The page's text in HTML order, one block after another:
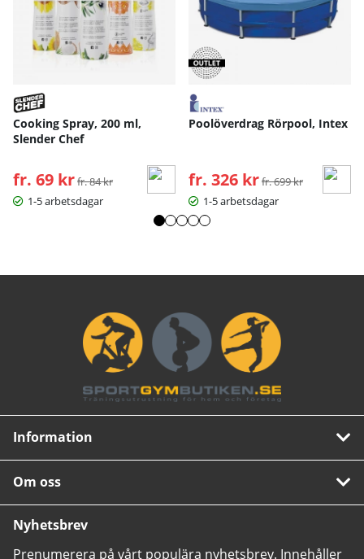
Cooking Spray, 200 ml,
Slender Chef
fr. 69 kr Ordinarie pris:
fr. 84 kr
1-5 arbetsdagar
Poolöverdrag Rörpool, Intex
fr. 326 kr Ordinarie pris:
fr. 699 kr
1-5 arbetsdagar
Information
Om oss
Nyhetsbrev
Prenumerera på vårt populära nyhetsbrev. Innehåller